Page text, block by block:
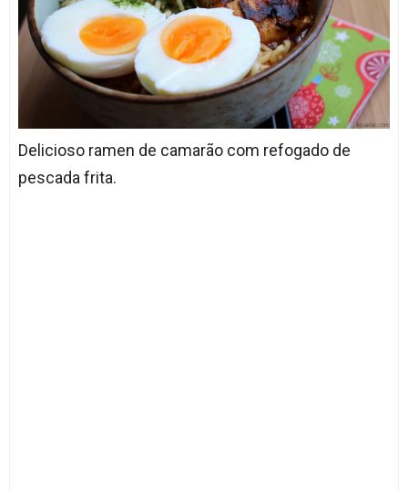
Delicioso ramen de camarão com refogado de
pescada frita.